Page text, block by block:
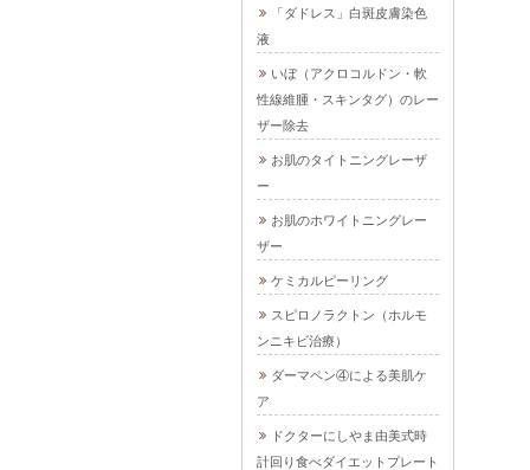
「ダドレス」白斑皮膚染色
液
いぼ（アクロコルドン・軟
性線維腫・スキンタグ）のレー
ザー除去
お肌のタイトニングレーザ
ー
お肌のホワイトニングレー
ザー
ケミカルピーリング
スピロノラクトン（ホルモ
ンニキビ治療）
ダーマペン④による美肌ケ
ア
ドクターにしやま由美式時
計回り食べダイエットプレート